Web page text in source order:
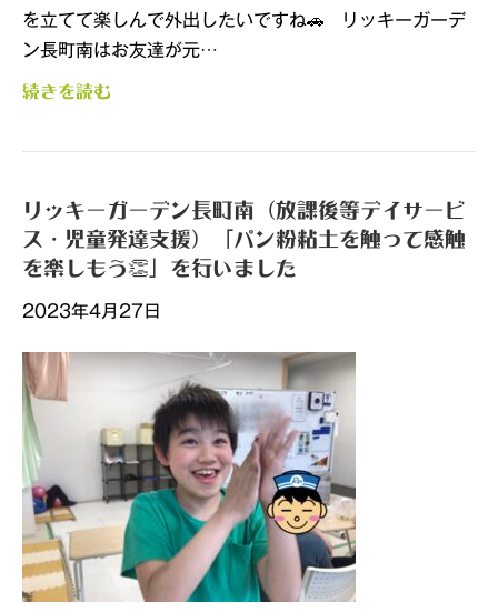
を立てて楽しんで外出したいですね🚗 リッキーガーデ
ン長町南はお友達が元…
続きを読む
リッキーガーデン長町南（放課後等デイサービ
ス・児童発達支援）「パン粉粘土を触って感触
を楽しもう👏」を行いました
2023年4月27日